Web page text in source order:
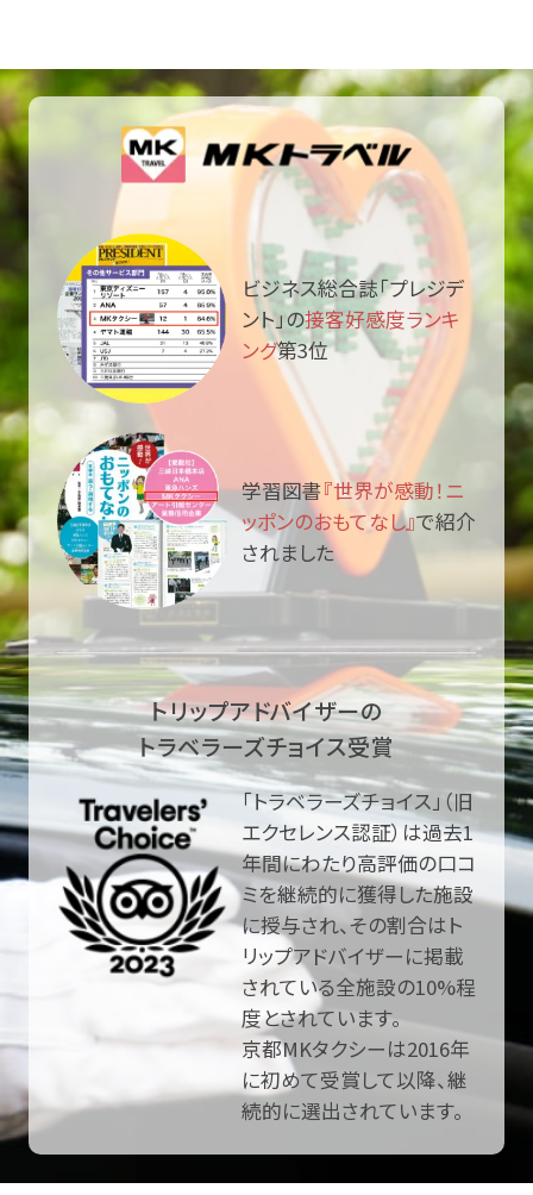
ビジネス総合誌「プレジデ
ント」の接客好感度ランキ
ング第3位
学習図書『世界が感動！ニ
ッポンのおもてなし』で紹介
されました
トリップアドバイザーの
トラベラーズチョイス受賞
「トラベラーズチョイス」（旧
エクセレンス認証）は過去1
年間にわたり高評価の口コ
ミを継続的に獲得した施設
に授与され、その割合はト
リップアドバイザーに掲載
されている全施設の10%程
度とされています。
京都MKタクシーは2016年
に初めて受賞して以降、継
続的に選出されています。